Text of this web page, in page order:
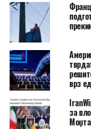
врз
за